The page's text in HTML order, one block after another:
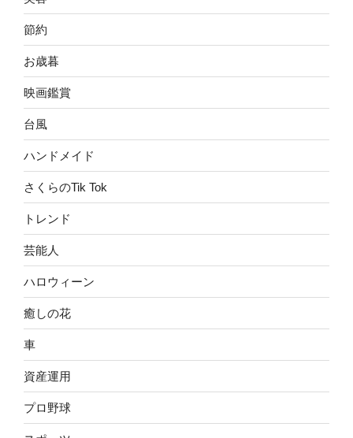
節約
お歳暮
映画鑑賞
台風
ハンドメイド
さくらのTik Tok
トレンド
芸能人
ハロウィーン
癒しの花
車
資産運用
プロ野球